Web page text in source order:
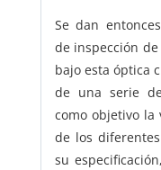
Se dan
de inspección
bajo esta óptica
de una serie
como objetivo la
de los
su